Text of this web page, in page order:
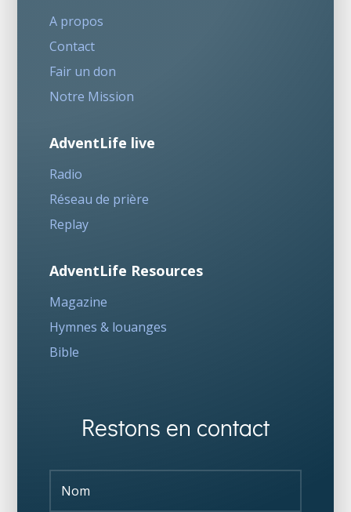
A propos
Contact
Fair un don
Notre Mission
AdventLife live
Radio
Réseau de prière
Replay
AdventLife Resources
Magazine
Hymnes & louanges
Bible
Restons en contact